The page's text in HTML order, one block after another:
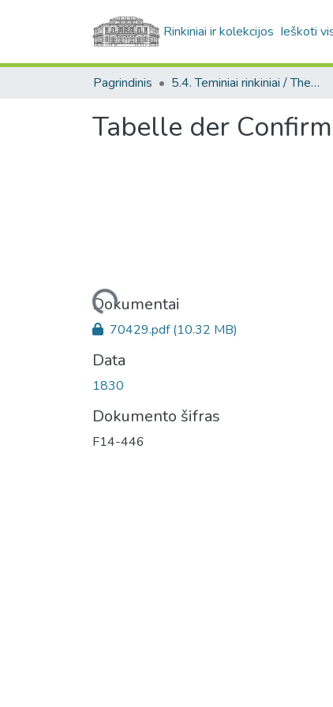
Rinkiniai ir kolekcijos Ieškoti
Pagrindinis 5.4. Teminiai rinkiniai / Thematic collections
Tabelle der
Įkeliama...
Dokumentai
70429.pdf(10.32 MB)
Data
1830
Dokumento šifras
F14-446